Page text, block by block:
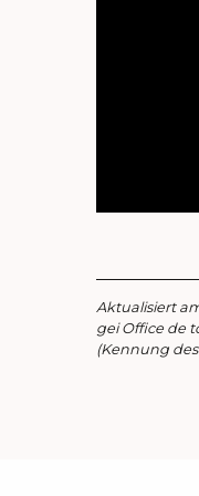
Aktualisiert
gei Office de
(Kennung